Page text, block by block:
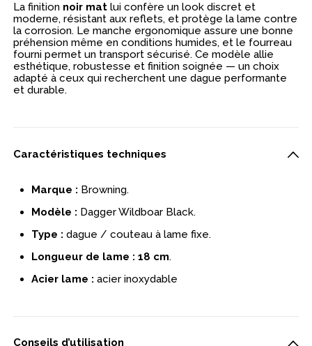
La finition noir mat lui confère un look discret et
moderne, résistant aux reflets, et protège la lame contre
la corrosion. Le manche ergonomique assure une bonne
préhension même en conditions humides, et le fourreau
fourni permet un transport sécurisé. Ce modèle allie
esthétique, robustesse et finition soignée — un choix
adapté à ceux qui recherchent une dague performante
et durable.
Caractéristiques techniques
Marque : Browning.
Modèle : Dagger Wildboar Black.
Type : dague / couteau à lame fixe.
Longueur de lame : 18 cm.
Acier lame : acier inoxydable
Conseils d’utilisation